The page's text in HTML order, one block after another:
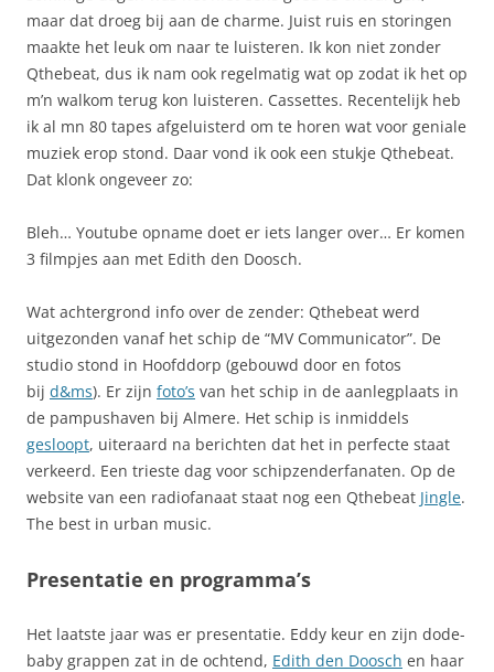
maar dat droeg bij aan de charme. Juist ruis en storingen
maakte het leuk om naar te luisteren. Ik kon niet zonder
Qthebeat, dus ik nam ook regelmatig wat op zodat ik het op
m’n walkom terug kon luisteren. Cassettes. Recentelijk heb
ik al mn 80 tapes afgeluisterd om te horen wat voor geniale
muziek erop stond. Daar vond ik ook een stukje Qthebeat.
Dat klonk ongeveer zo:
Bleh… Youtube opname doet er iets langer over… Er komen
3 filmpjes aan met Edith den Doosch.
Wat achtergrond info over de zender: Qthebeat werd
uitgezonden vanaf het schip de “MV Communicator”. De
studio stond in Hoofddorp (gebouwd door en fotos
bij d&ms). Er zijn foto’s van het schip in de aanlegplaats in
de pampushaven bij Almere. Het schip is inmiddels
gesloopt, uiteraard na berichten dat het in perfecte staat
verkeerd. Een trieste dag voor schipzenderfanaten. Op de
website van een radiofanaat staat nog een Qthebeat Jingle.
The best in urban music.
Presentatie en programma’s
Het laatste jaar was er presentatie. Eddy keur en zijn dode-
baby grappen zat in de ochtend, Edith den Doosch en haar